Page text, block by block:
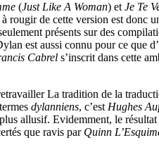
(Just Like A Woman) et Je Te
rougir de cette version est donc
présents sur des
est aussi connu pour ce que
Cabrel s’inscrit dans cette
La tradition de la
dylanniens, c’est Hughes
allusif. Evidemment, le
que ravis par Quinn